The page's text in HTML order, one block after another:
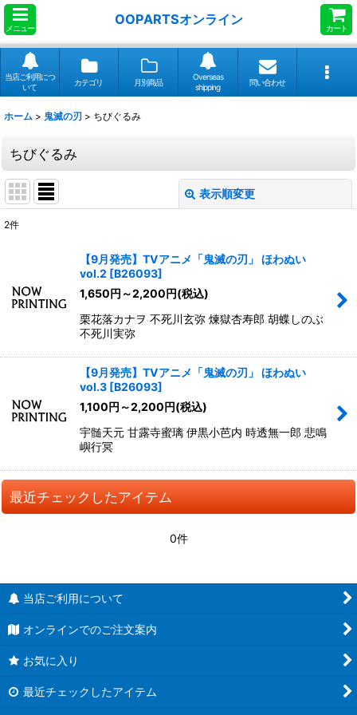
メニュー
OOPARTSオンライン
カート
当店ご利用につ
いて
カテゴリ 月別商品
Overseas
shipping
問い合わせ
ホーム > 鬼滅の刃 > ちびぐるみ
ちびぐるみ
表示順変更
並び順
絞り込む
2件
【9月発売】TVアニメ「鬼滅の刃」 ほわぬい
vol.2 [B26093]
1,650円 ～2,200円(税込)
栗花落カナヲ 不死川玄弥 煉獄杏寿郎 胡蝶しのぶ
不死川実弥
【9月発売】TVアニメ「鬼滅の刃」 ほわぬい
vol.3 [B26093]
1,100円 ～2,200円(税込)
宇髄天元 甘露寺蜜璃 伊黒小芭内 時透無一郎 悲鳴
嶼行冥
最近チェックしたアイテム
0件
当店ご利用について
オンラインでのご注文案内
お気に入り
最近チェックしたアイテム